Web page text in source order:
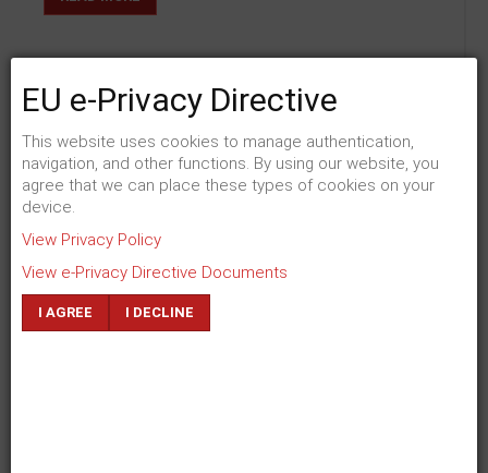
Fonds "Stadtgefährten"
byAntonia Kienberger
on 20. August 2015
inFörderprogramme
Die neue Förderinitiative der
Kulturstiftung des Bundes für stadt-
und regionalgeschichtliche Museen
EU e-Privacy Directive
This website uses cookies to manage authentication,
navigation, and other functions. By using our website, you
agree that we can place these types of cookies on your
device.
View Privacy Policy
View e-Privacy Directive Documents
I AGREE I DECLINE